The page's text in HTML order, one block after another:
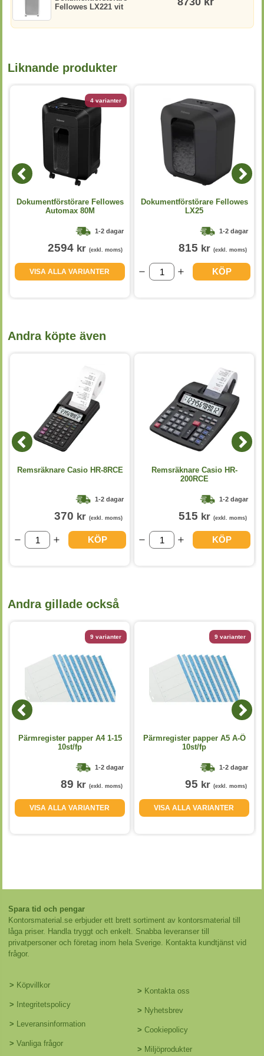
Fellowes LX221 vit
Liknande produkter
4 varianter
Dokumentförstörare Fellowes
Automax 80M
1-2 dagar
2594 kr (exkl. moms)
VISA ALLA VARIANTER
Dokumentförstörare Fellowes
LX25
1-2 dagar
815 kr (exkl. moms)
KÖP
Andra köpte även
Remsräknare Casio HR-8RCE
1-2 dagar
370 kr (exkl. moms)
KÖP
Remsräknare Casio HR-
200RCE
1-2 dagar
515 kr (exkl. moms)
KÖP
Andra gillade också
9 varianter
Pärmregister papper A4 1-15
10st/fp
1-2 dagar
89 kr (exkl. moms)
VISA ALLA VARIANTER
9 varianter
Pärmregister papper A5 A-Ö
10st/fp
1-2 dagar
95 kr (exkl. moms)
VISA ALLA VARIANTER
Spara tid och pengar
Kontorsmaterial.se erbjuder ett brett sortiment av kontorsmaterial till
låga priser. Handla tryggt och enkelt. Snabba leveranser till
privatpersoner och företag inom hela Sverige. Kontakta kundtjänst vid
frågor.
> Köpvillkor
> Integritetspolicy
> Leveransinformation
> Vanliga frågor
> Kontakta oss
> Nyhetsbrev
> Cookiepolicy
> Miljöprodukter